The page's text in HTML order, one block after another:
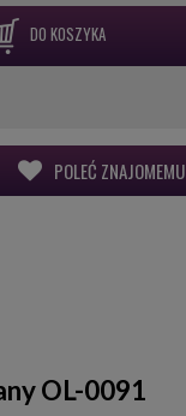
DO KOSZYKA
POLEĆ ZNAJOMEMU
OL-0091